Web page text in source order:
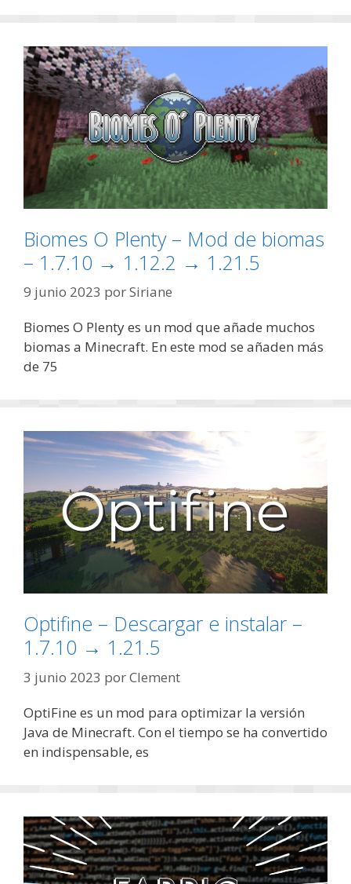
Biomes O Plenty – Mod de biomas
– 1.7.10 → 1.12.2 → 1.21.5
9 junio 2023 porSiriane
Biomes O Plenty es un mod que añade muchos
biomas a Minecraft. En este mod se añaden más
de 75
Optifine – Descargar e instalar –
1.7.10 → 1.21.5
3 junio 2023 porClement
OptiFine es un mod para optimizar la versión
Java de Minecraft. Con el tiempo se ha convertido
en indispensable, es